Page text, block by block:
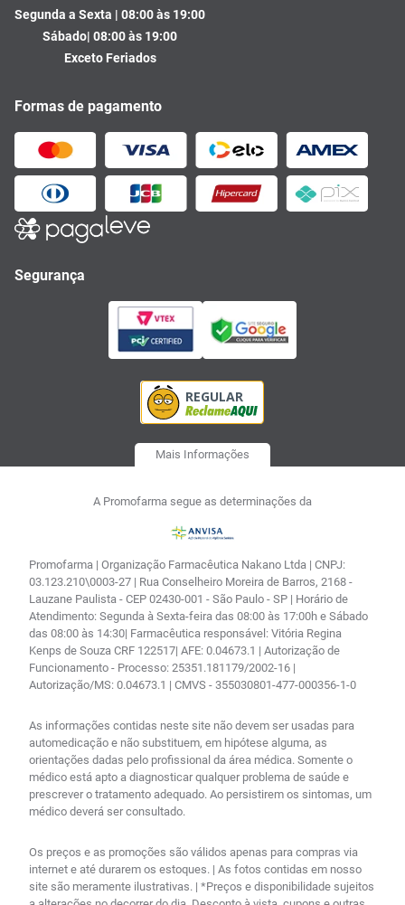
Segunda a Sexta | 08:00 às 19:00
Sábado| 08:00 às 19:00
Exceto Feriados
Formas de pagamento
Segurança
Mais Informações
A Promofarma segue as determinações da
Promofarma | Organização Farmacêutica Nakano Ltda | CNPJ:
03.123.210\0003-27 | Rua Conselheiro Moreira de Barros, 2168 -
Lauzane Paulista - CEP 02430-001 - São Paulo - SP | Horário de
Atendimento: Segunda à Sexta-feira das 08:00 às 17:00h e Sábado
das 08:00 às 14:30| Farmacêutica responsável: Vitória Regina
Kenps de Souza CRF 122517| AFE: 0.04673.1 | Autorização de
Funcionamento - Processo: 25351.181179/2002-16 |
Autorização/MS: 0.04673.1 | CMVS - 355030801-477-000356-1-0
As informações contidas neste site não devem ser usadas para
automedicação e não substituem, em hipótese alguma, as
orientações dadas pelo profissional da área médica. Somente o
médico está apto a diagnosticar qualquer problema de saúde e
prescrever o tratamento adequado. Ao persistirem os sintomas, um
médico deverá ser consultado.
Os preços e as promoções são válidos apenas para compras via
internet e até durarem os estoques. | As fotos contidas em nosso
site são meramente ilustrativas. | *Preços e disponibilidade sujeitos